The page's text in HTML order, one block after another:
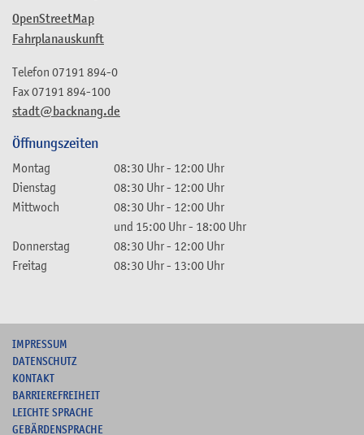
OpenStreetMap
Fahrplanauskunft
stadt@backnang.de
Telefon 07191 894-0
Fax07191 894-100
Öffnungszeiten
Montag 08:30 Uhr- 12:00 Uhr
Dienstag
08:30 Uhr- 12:00 Uhr
Mittwoch
08:30 Uhr- 12:00 Uhr
und 15:00 Uhr- 18:00 Uhr
Donnerstag
08:30 Uhr- 12:00 Uhr
Freitag
08:30 Uhr- 13:00 Uhr
IMPRESSUM
DATENSCHUTZ
KONTAKT
BARRIEREFREIHEIT
LEICHTE SPRACHE
GEBÄRDENSPRACHE